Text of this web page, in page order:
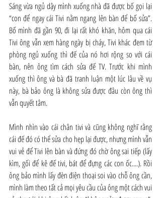
Sáng vừa ngủ dậy mình xuống nhà đã được bố gọi lại
“con để ngay cái Tivi nằm ngang lên bàn để bố sửa”.
Bố mình đã gần 90, đi lại rất khó khăn, hôm qua cái
Tivi ông vẫn xem hàng ngày bị cháy, Tivi khác đem từ
phòng ngủ xuống thì đế của nó hơi rộng so với cái
bàn, nên ông tìm cách sửa đế TV. Trước khi mình
xuống thì ông và bà đã tranh luận một lúc lâu về vụ
này, bà bảo ông là không sửa được đâu còn ông thì
vẫn quyết tâm.
Mình nhìn vào cái chân tivi và cũng không nghĩ rằng
cái đế đó có thể sửa cho hẹp lại được, nhưng mình vẫn
vui vẻ để Tivi lên bàn và đứng đó chờ ông sai tiếp (lấy
kìm, gối để kê đế tivi, bát để đựng các con ốc....). Rồi
ông bảo mình lấy đèn điện thoại soi vào chỗ ông cần,
mình làm theo tất cả mọi yêu cầu của ông một cách vui